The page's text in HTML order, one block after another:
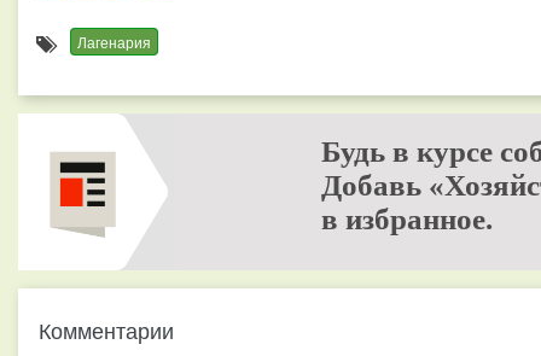
Лагенария
Будь в курсе
Добавь
в избранное.
Комментарии